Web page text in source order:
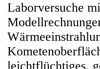
Laborversuche
leichtflüchtiges,